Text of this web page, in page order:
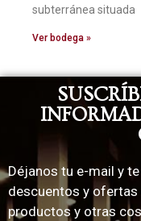
subterránea situada
Ver bodega »
Déjanos tu e-mail y
descuentos y ofertas
productos y otras